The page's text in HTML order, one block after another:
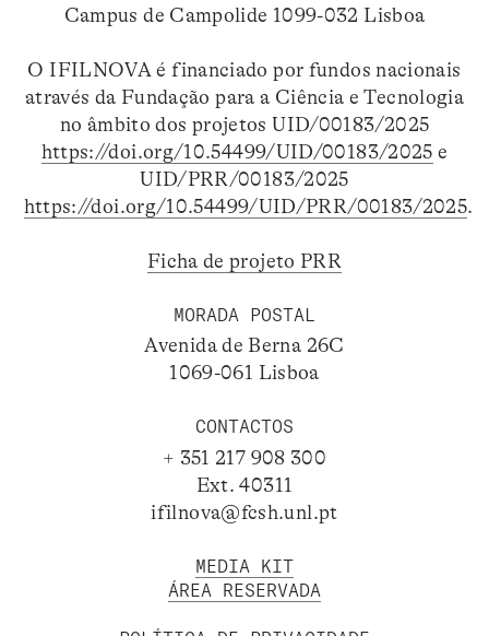
Campus de Campolide 1099-032 Lisboa
O IFILNOVA é financiado por fundos nacionais
através da Fundação para a Ciência e Tecnologia
no âmbito dos projetos UID/00183/2025
https://doi.org/10.54499/UID/00183/2025 e
UID/PRR/00183/2025
https://doi.org/10.54499/UID/PRR/00183/2025.
Ficha de projeto PRR
MORADA POSTAL
Avenida de Berna 26C
1069-061 Lisboa
CONTACTOS
+ 351 217 908 300
Ext. 40311
ifilnova@fcsh.unl.pt
MEDIA KIT
ÁREA RESERVADA